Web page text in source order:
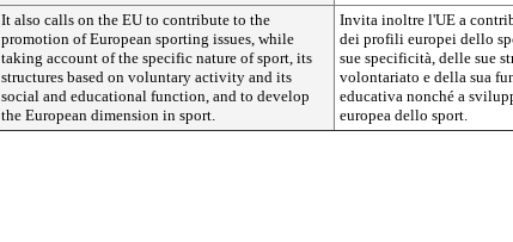
It also calls on the EU to contribute to the
promotion of European sporting issues, while
taking account of the specific nature of sport, its
structures based on voluntary activity and its
social and educational function, and to develop
the European dimension in sport.
Invita inoltre l'UE a
dei profili europei dello
sue specificità, delle sue
volontariato e della sua
educativa nonché a
europea dello sport.